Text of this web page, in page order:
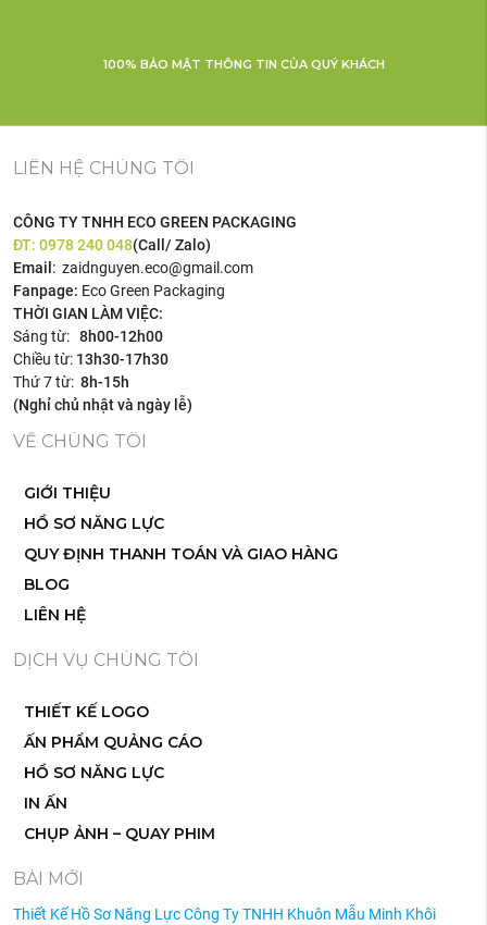
100% BẢO MẬT THÔNG TIN CỦA QUÝ KHÁCH
LIÊN HỆ CHÚNG TÔI
CÔNG TY TNHH ECO GREEN PACKAGING
ĐT:0978 240 048(Call/ Zalo)
Email: zaidnguyen.eco@gmail.com
Fanpage: Eco Green Packaging
THỜI GIAN LÀM VIỆC:
Sáng từ:8h00-12h00
Chiều từ: 13h30-17h30
Thứ 7 từ:8h-15h
(Nghỉ chủ nhật và ngày lễ)
VỀ CHÚNG TÔI
GIỚI THIỆU
HỒ SƠ NĂNG LỰC
QUY ĐỊNH THANH TOÁN VÀ GIAO HÀNG
BLOG
LIÊN HỆ
DỊCH VỤ CHÚNG TÔI
THIẾT KẾ LOGO
ẤN PHẨM QUẢNG CÁO
HỒ SƠ NĂNG LỰC
IN ẤN
CHỤP ẢNH – QUAY PHIM
BÀI MỚI
Thiết Kế Hồ Sơ Năng Lực Công Ty TNHH Khuôn Mẫu Minh Khôi